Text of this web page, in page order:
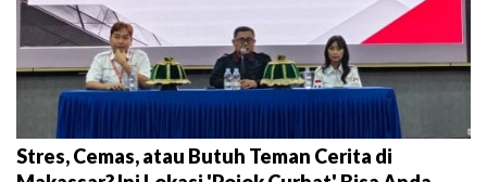
Stres, Cemas, atau Butuh Teman Cerita di